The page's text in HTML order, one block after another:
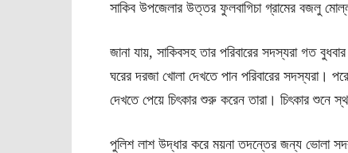
সাকিব উপজেলার উত্তর ফুলবাগিচা গ্রামের বজলু
জানা যায়, সাকিবসহ তার পরিবারের সদস্যরা গত
ঘরের দরজা খোলা দেখতে পান পরিবারের সদস্যরা।
দেখতে পেয়ে চিৎকার শুরু করেন তারা। চিৎকার শুনে
পুলিশ লাশ উদ্ধার করে ময়না তদন্তের জন্য ভোলা সদর